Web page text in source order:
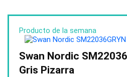
Producto de la semana
Swan Nordic
Gris Pizarra